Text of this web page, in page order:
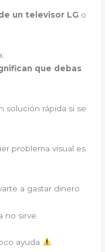
un televisor LG o
que debas
solución rápida si se
problema visual es
a gastar dinero
no sirve.
ayuda